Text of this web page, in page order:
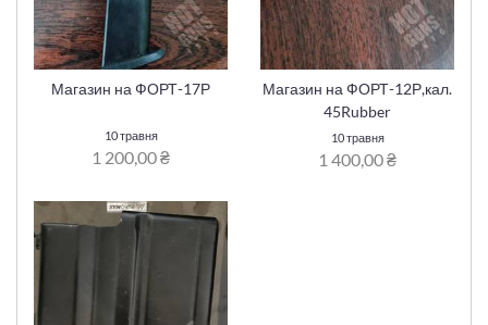
Магазин на ФОРТ-17Р
10 травня
1 200,00 ₴
Магазин на ФОРТ-12Р,кал.
45Rubber
10 травня
1 400,00 ₴